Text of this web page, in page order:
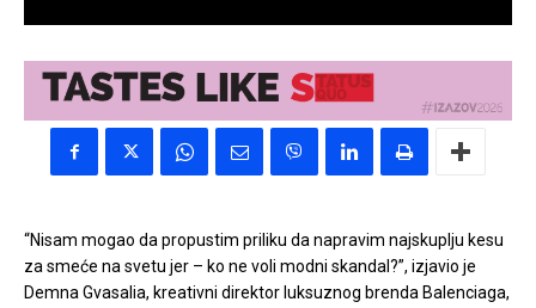
“Nisam mogao da propustim priliku da napravim najskuplju kesu
za smeće na svetu jer – ko ne voli modni skandal?”, izjavio je
Demna Gvasalia, kreativni direktor luksuznog brenda Balenciaga,